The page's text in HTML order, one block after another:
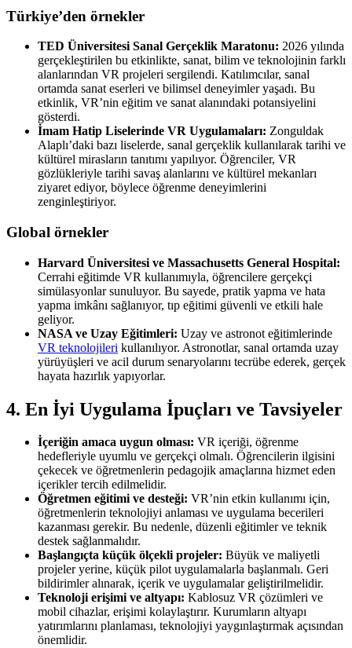
Türkiye’den örnekler
TED Üniversitesi Sanal Gerçeklik Maratonu: 2026 yılında
gerçekleştirilen bu etkinlikte, sanat, bilim ve teknolojinin farklı
alanlarından VR projeleri sergilendi. Katılımcılar, sanal
ortamda sanat eserleri ve bilimsel deneyimler yaşadı. Bu
etkinlik, VR’nin eğitim ve sanat alanındaki potansiyelini
gösterdi.
İmam Hatip Liselerinde VR Uygulamaları: Zonguldak
Alaplı’daki bazı liselerde, sanal gerçeklik kullanılarak tarihi ve
kültürel mirasların tanıtımı yapılıyor. Öğrenciler, VR
gözlükleriyle tarihi savaş alanlarını ve kültürel mekanları
ziyaret ediyor, böylece öğrenme deneyimlerini
zenginleştiriyor.
Global örnekler
Harvard Üniversitesi ve Massachusetts General Hospital:
Cerrahi eğitimde VR kullanımıyla, öğrencilere gerçekçi
simülasyonlar sunuluyor. Bu sayede, pratik yapma ve hata
yapma imkânı sağlanıyor, tıp eğitimi güvenli ve etkili hale
geliyor.
NASA ve Uzay Eğitimleri: Uzay ve astronot eğitimlerinde
VR teknolojileri kullanılıyor. Astronotlar, sanal ortamda uzay
yürüyüşleri ve acil durum senaryolarını tecrübe ederek, gerçek
hayata hazırlık yapıyorlar.
4. En İyi Uygulama İpuçları ve Tavsiyeler
İçeriğin amaca uygun olması: VR içeriği, öğrenme
hedefleriyle uyumlu ve gerçekçi olmalı. Öğrencilerin ilgisini
çekecek ve öğretmenlerin pedagojik amaçlarına hizmet eden
içerikler tercih edilmelidir.
Öğretmen eğitimi ve desteği: VR’nin etkin kullanımı için,
öğretmenlerin teknolojiyi anlaması ve uygulama becerileri
kazanması gerekir. Bu nedenle, düzenli eğitimler ve teknik
destek sağlanmalıdır.
Başlangıçta küçük ölçekli projeler: Büyük ve maliyetli
projeler yerine, küçük pilot uygulamalarla başlanmalı. Geri
bildirimler alınarak, içerik ve uygulamalar geliştirilmelidir.
Teknoloji erişimi ve altyapı: Kablosuz VR çözümleri ve
mobil cihazlar, erişimi kolaylaştırır. Kurumların altyapı
yatırımlarını planlaması, teknolojiyi yaygınlaştırmak açısından
önemlidir.